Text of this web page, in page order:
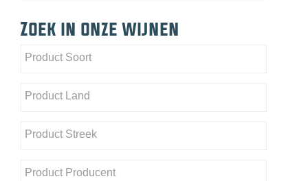
Zoek in onze wijnen